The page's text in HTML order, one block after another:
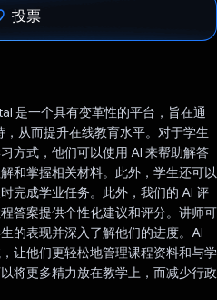
投票
是一个具有变革性的平台，旨在通
从而提升在线教育水平。对于学生
方式，他们可以使用 AI 来帮助解答
和掌握相关材料。此外，学生还可以
完成学业任务。此外，我们的 AI 评
答案提供个性化建议和评分。讲师可
的表现并深入了解他们的进度。AI
让他们更轻松地管理课程资料和与学
将更多精力放在教学上，而减少行政